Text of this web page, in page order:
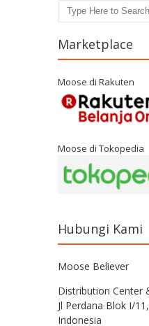
Search
Marketplace
Moose di Rakuten
Moose di Tokopedia
Hubungi Kami
Moose Believer
Distribution Center
Jl Perdana Blok I/
Indonesia